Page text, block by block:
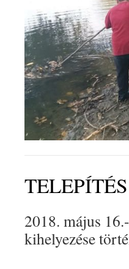
2018. május
kihelyezése